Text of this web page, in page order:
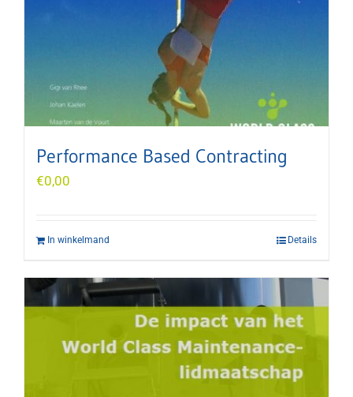
Performance Based Contracting
€0,00
In winkelmand Details